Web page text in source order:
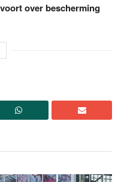
over bescherming